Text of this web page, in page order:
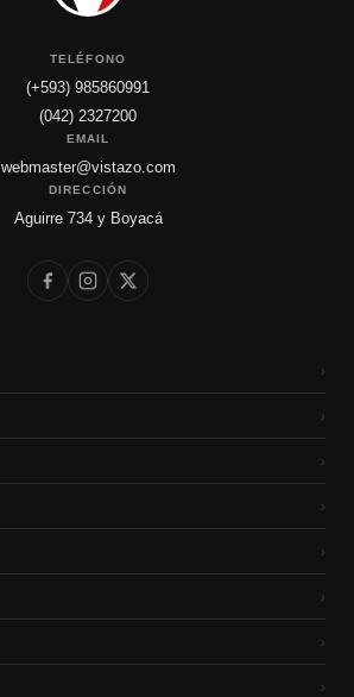
TELÉFONO
(+593) 985860991
(042) 2327200
EMAIL
webmaster@vistazo.com
DIRECCIÓN
Aguirre 734 y Boyacá
›
›
›
›
›
›
›
›